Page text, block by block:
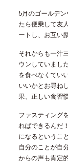
5月のゴールデ
たら便乗して友
ートし、お互い
それからも一汁
ウンしていまし
を食べなくてい
いいかとお尋ね
果、正しい食習
ファスティング
ればできるんだ
になるというこ
自分のことが自
からの声も肯定